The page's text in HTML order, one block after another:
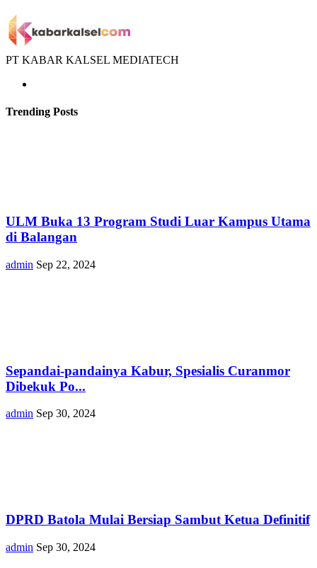
PT KABAR KALSEL MEDIATECH
Trending Posts
ULM Buka 13 Program Studi Luar Kampus Utama
di Balangan
admin Sep 22, 2024
Sepandai-pandainya Kabur, Spesialis Curanmor
Dibekuk Po...
admin Sep 30, 2024
DPRD Batola Mulai Bersiap Sambut Ketua Definitif
admin Sep 30, 2024